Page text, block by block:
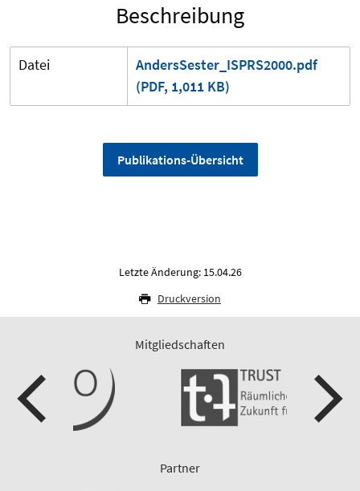
Beschreibung
Datei
AndersSester_ISPRS2000.pdf
(PDF, 1,011 KB)
Publikations-Übersicht
Letzte Änderung: 15.04.26
Druckversion
Mitgliedschaften
Partner